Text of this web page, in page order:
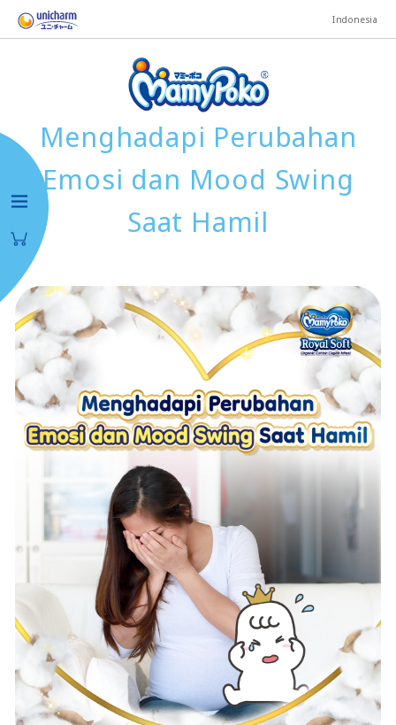
Indonesia
Menghadapi Perubahan
Emosi dan Mood Swing
Saat Hamil